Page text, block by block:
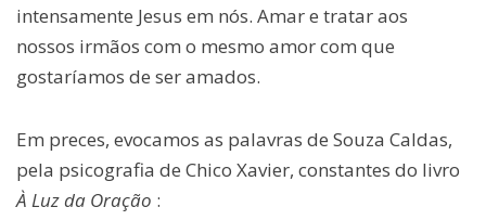
intensamente Jesus em nós. Amar e tratar aos
nossos irmãos com o mesmo amor com que
gostaríamos de ser amados.
Em preces, evocamos as palavras de Souza Caldas,
pela psicografia de Chico Xavier, constantes do livro
À Luz da Oração :